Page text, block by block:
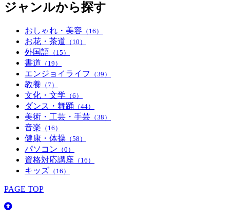
ジャンルから探す
おしゃれ・美容 （16）
お花・茶道 （10）
外国語 （15）
書道 （19）
エンジョイライフ （39）
教養 （7）
文化・文学 （6）
ダンス・舞踊 （44）
美術・工芸・手芸 （38）
音楽 （16）
健康・体操 （58）
パソコン （0）
資格対応講座 （16）
キッズ （16）
PAGE TOP